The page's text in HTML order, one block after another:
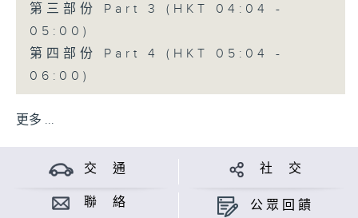
第三部份 Part 3 (HKT 04:04 -
05:00)
第四部份 Part 4 (HKT 05:04 -
06:00)
更多 ...
交 通 社 交
聯 絡 公眾回饋